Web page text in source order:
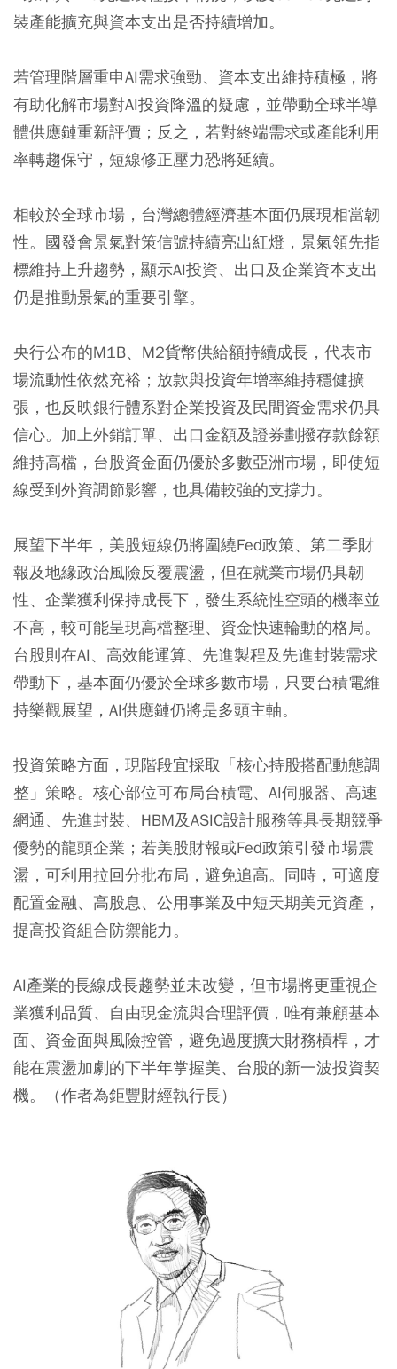
裝產能擴充與資本支出是否持續增加。
若管理階層重申AI需求強勁、資本支出維持積極，將
有助化解市場對AI投資降溫的疑慮，並帶動全球半導
體供應鏈重新評價；反之，若對終端需求或產能利用
率轉趨保守，短線修正壓力恐將延續。
相較於全球市場，台灣總體經濟基本面仍展現相當韌
性。國發會景氣對策信號持續亮出紅燈，景氣領先指
標維持上升趨勢，顯示AI投資、出口及企業資本支出
仍是推動景氣的重要引擎。
央行公布的M1B、M2貨幣供給額持續成長，代表市
場流動性依然充裕；放款與投資年增率維持穩健擴
張，也反映銀行體系對企業投資及民間資金需求仍具
信心。加上外銷訂單、出口金額及證券劃撥存款餘額
維持高檔，台股資金面仍優於多數亞洲市場，即使短
線受到外資調節影響，也具備較強的支撐力。
展望下半年，美股短線仍將圍繞Fed政策、第二季財
報及地緣政治風險反覆震盪，但在就業市場仍具韌
性、企業獲利保持成長下，發生系統性空頭的機率並
不高，較可能呈現高檔整理、資金快速輪動的格局。
台股則在AI、高效能運算、先進製程及先進封裝需求
帶動下，基本面仍優於全球多數市場，只要台積電維
持樂觀展望，AI供應鏈仍將是多頭主軸。
投資策略方面，現階段宜採取「核心持股搭配動態調
整」策略。核心部位可布局台積電、AI伺服器、高速
網通、先進封裝、HBM及ASIC設計服務等具長期競爭
優勢的龍頭企業；若美股財報或Fed政策引發市場震
盪，可利用拉回分批布局，避免追高。同時，可適度
配置金融、高股息、公用事業及中短天期美元資產，
提高投資組合防禦能力。
AI產業的長線成長趨勢並未改變，但市場將更重視企
業獲利品質、自由現金流與合理評價，唯有兼顧基本
面、資金面與風險控管，避免過度擴大財務槓桿，才
能在震盪加劇的下半年掌握美、台股的新一波投資契
機。（作者為鉅豐財經執行長）